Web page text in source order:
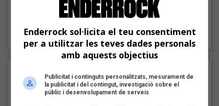
"Lo bueno y lo malo"
Carmen y María
Enderrock sol·licita el teu consentiment
per a utilitzar les teves dades personals
amb aquests objectius
Publicitat i continguts personalitzats, mesurament de
la publicitat i del contingut, investigació sobre el
públic i desenvolupament de serveis